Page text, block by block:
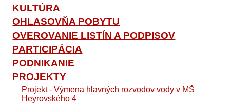
KULTÚRA
OHLASOVŇA POBYTU
OVEROVANIE LISTÍN A PODPISOV
PARTICIPÁCIA
PODNIKANIE
PROJEKTY
Projekt - Výmena hlavných rozvodov vody v MŠ
Heyrovského 4